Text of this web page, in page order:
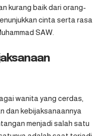
kurang baik dari orang-
cinta serta rasa
SAW.
wanita yang cerdas,
dan kebijaksanaannya
menjadi salah satu